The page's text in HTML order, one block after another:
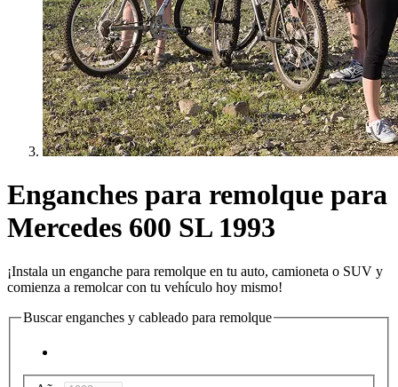
Enganches para remolque para
Mercedes 600 SL 1993
¡Instala un enganche para remolque en tu auto, camioneta o SUV y
comienza a remolcar con tu vehículo hoy mismo!
Buscar enganches y cableado para remolque